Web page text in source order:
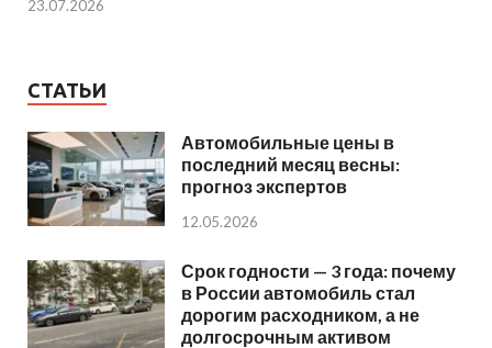
23.07.2026
СТАТЬИ
Автомобильные цены в
последний месяц весны:
прогноз экспертов
12.05.2026
Срок годности — 3 года: почему
в России автомобиль стал
дорогим расходником, а не
долгосрочным активом